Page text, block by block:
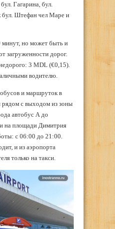
Гагарина, бул.
бул. Штефан чел Маре и
минут, но может быть и
загруженности дорог.
3 MDL (€0,15).
водителю.
и маршруток в
рядом с выходом из зоны
автобус А до
на площади Димитрия
с 06:00 до 21:00.
и из аэропорта
только на такси.